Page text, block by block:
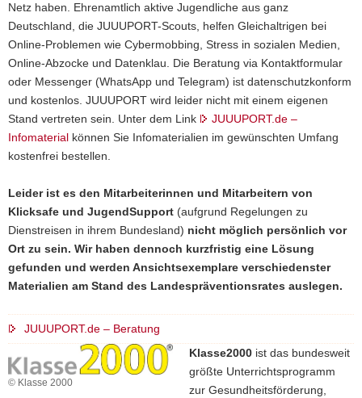
Netz haben. Ehrenamtlich aktive Jugendliche aus ganz
Deutschland, die JUUUPORT-Scouts, helfen Gleichaltrigen bei
Online-Problemen wie Cybermobbing, Stress in sozialen Medien,
Online-Abzocke und Datenklau. Die Beratung via Kontaktformular
oder Messenger (WhatsApp und Telegram) ist datenschutzkonform
und kostenlos. JUUUPORT wird leider nicht mit einem eigenen
Stand vertreten sein. Unter dem Link
JUUUPORT.de –
Infomaterial können Sie Infomaterialien im gewünschten Umfang
kostenfrei bestellen.
Leider ist es den Mitarbeiterinnen und Mitarbeitern von
Klicksafe und JugendSupport (aufgrund Regelungen zu
Dienstreisen in ihrem Bundesland) nicht möglich persönlich vor
Ort zu sein. Wir haben dennoch kurzfristig eine Lösung
gefunden und werden Ansichtsexemplare verschiedenster
Materialien am Stand des Landespräventionsrates auslegen.
JUUUPORT.de – Beratung
© Klasse 2000
Klasse2000 ist das bundesweit
größte Unterrichtsprogramm
zur Gesundheitsförderung,